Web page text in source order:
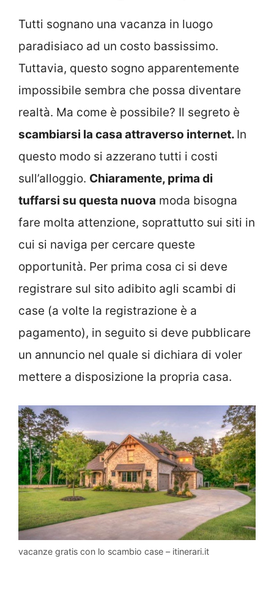
Tutti sognano una vacanza in luogo
paradisiaco ad un costo bassissimo.
Tuttavia, questo sogno apparentemente
impossibile sembra che possa diventare
realtà. Ma come è possibile? Il segreto è
scambiarsi la casa attraverso internet. In
questo modo si azzerano tutti i costi
sull’alloggio. Chiaramente, prima di
tuffarsi su questa nuova moda bisogna
fare molta attenzione, soprattutto sui siti in
cui si naviga per cercare queste
opportunità. Per prima cosa ci si deve
registrare sul sito adibito agli scambi di
case (a volte la registrazione è a
pagamento), in seguito si deve pubblicare
un annuncio nel quale si dichiara di voler
mettere a disposizione la propria casa.
vacanze gratis con lo scambio case – itinerari.it